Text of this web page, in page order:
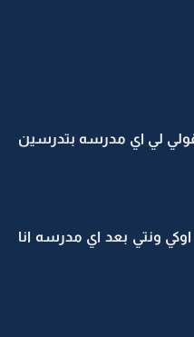
لي اي مدرسه بتدرسين
اوكي ونتي بعد اي مدرسه انا